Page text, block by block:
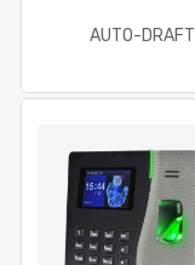
AUTO-DRAFT